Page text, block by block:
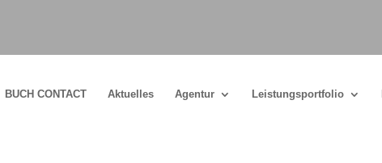
BUCH CONTACT Aktuelles Agentur Leistungsportfolio